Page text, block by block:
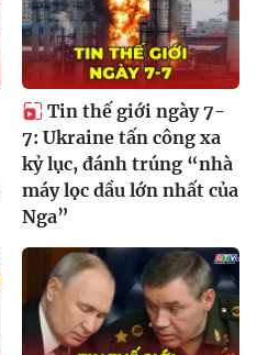
Tin thế giới ngày 7-
7: Ukraine tấn công xa
kỷ lục, đánh trúng “nhà
máy lọc dầu lớn nhất của
Nga”